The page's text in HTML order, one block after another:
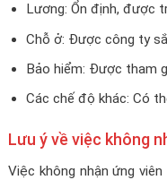
Lương: Ổn định, được
Chỗ ở: Được công ty
Bảo hiểm: Được tham
Các chế độ khác: Có
Lưu ý về việc không
Việc không nhận ứng